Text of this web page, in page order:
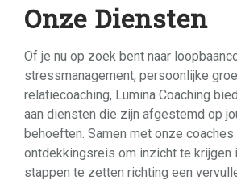
Onze Diensten
Of je nu op zoek bent naar
stressmanagement, persoonlijke
relatiecoaching, Lumina Coaching
aan diensten die zijn afgestemd op
behoeften. Samen met onze coaches
ontdekkingsreis om inzicht te krijgen
stappen te zetten richting een